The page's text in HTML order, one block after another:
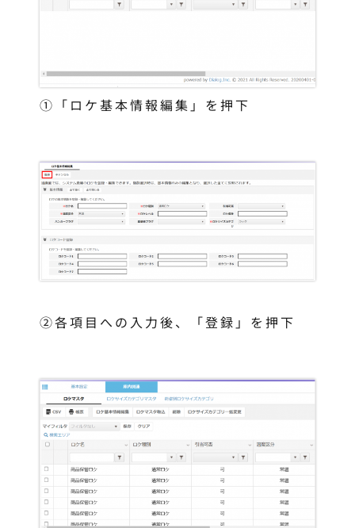
①「ロケ基本情報編集」を押下
②各項目への入力後、「登録」を押下